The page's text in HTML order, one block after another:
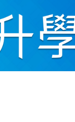
科技